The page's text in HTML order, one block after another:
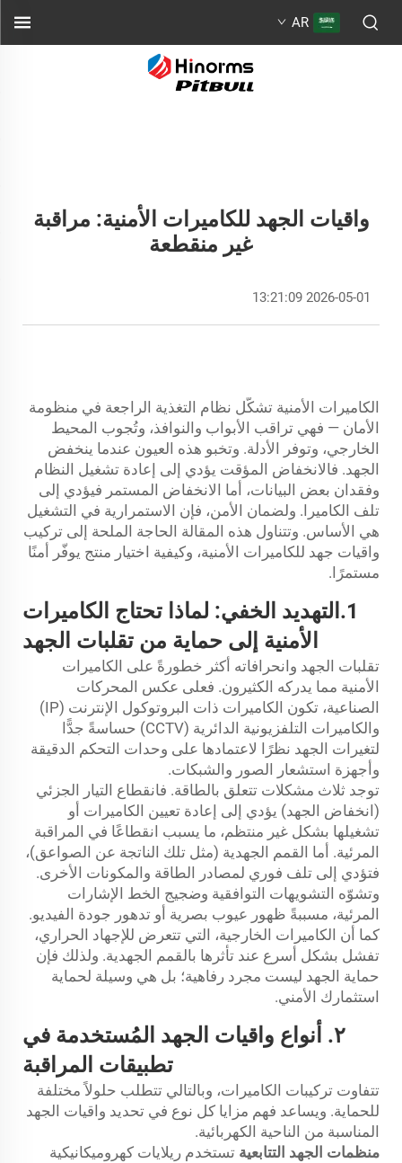
AR
واقيات الجهد للكاميرات الأمنية: مراقبة
غير منقطعة
2026-05-01 13:21:09
الكاميرات الأمنية تشكّل نظام التغذية الراجعة في منظومة
الأمان — فهي تراقب الأبواب والنوافذ، وتُجوب المحيط
الخارجي، وتوفر الأدلة. وتخبو هذه العيون عندما ينخفض
الجهد. فالانخفاض المؤقت يؤدي إلى إعادة تشغيل النظام
وفقدان بعض البيانات، أما الانخفاض المستمر فيؤدي إلى
تلف الكاميرا. ولضمان الأمن، فإن الاستمرارية في التشغيل
هي الأساس. وتتناول هذه المقالة الحاجة الملحة إلى تركيب
واقيات جهد للكاميرات الأمنية، وكيفية اختيار منتج يوفّر أمنًا
مستمرًا.
1.
التهديد الخفي: لماذا تحتاج الكاميرات
الأمنية إلى حماية من تقلبات الجهد
تقلبات الجهد وانحرافاته أكثر خطورةً على الكاميرات
الأمنية مما يدركه الكثيرون. فعلى عكس المحركات
الصناعية، تكون الكاميرات ذات البروتوكول الإنترنت (IP)
والكاميرات التلفزيونية الدائرية (CCTV) حساسةً جدًّا
لتغيرات الجهد نظرًا لاعتمادها على وحدات التحكم الدقيقة
وأجهزة استشعار الصور والشبكات.
توجد ثلاث مشكلات تتعلق بالطاقة. فانقطاع التيار الجزئي
(انخفاض الجهد) يؤدي إلى إعادة تعيين الكاميرات أو
تشغيلها بشكل غير منتظم، ما يسبب انقطاعًا في المراقبة
المرئية. أما القمم الجهدية (مثل تلك الناتجة عن الصواعق)،
فتؤدي إلى تلف فوري لمصادر الطاقة والمكونات الأخرى.
وتشوّه التشويهات التوافقية وضجيج الخط الإشارات
المرئية، مسببةً ظهور عيوب بصرية أو تدهور جودة الفيديو.
كما أن الكاميرات الخارجية، التي تتعرض للإجهاد الحراري،
تفشل بشكل أسرع عند تأثرها بالقمم الجهدية. ولذلك فإن
حماية الجهد ليست مجرد رفاهية؛ بل هي وسيلة لحماية
استثمارك الأمني.
٢. أنواع واقيات الجهد المُستخدمة في
تطبيقات المراقبة
تتفاوت تركيبات الكاميرات، وبالتالي تتطلب حلولاً مختلفة
للحماية. ويساعد فهم مزايا كل نوع في تحديد واقيات الجهد
المناسبة من الناحية الكهربائية.
منظمات الجهد التتابعية تستخدم ريلايات كهروميكانيكية